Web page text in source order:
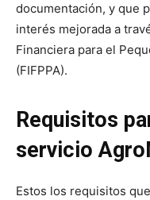
documentación, y que
interés mejorada a
Financiera para el
(FIFPPA).
Requisitos
servicio
Estos los requisitos